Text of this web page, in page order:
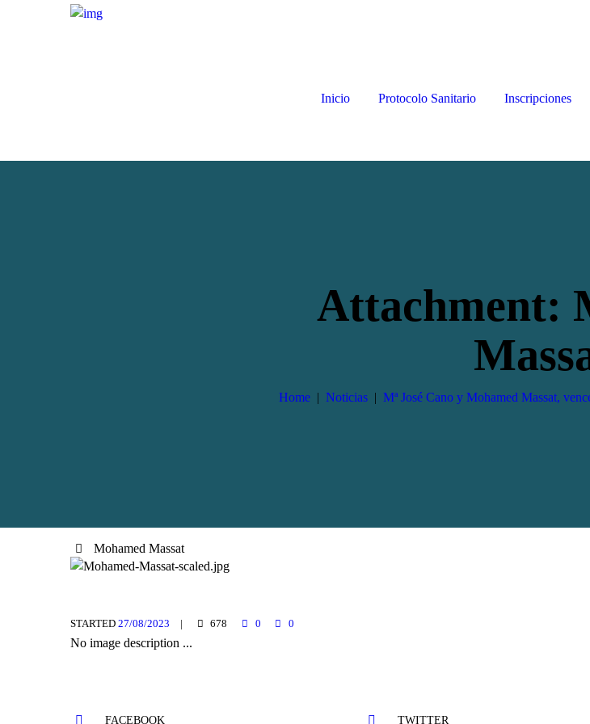
Inicio Protocolo Sanitario Inscripciones
Attachment:
Home Noticias Mª José Cano y Mohamed Massat,
Mohamed Massat
STARTED 27/08/2023 678 0 0
No image description ...
FACEBOOK TWITTER